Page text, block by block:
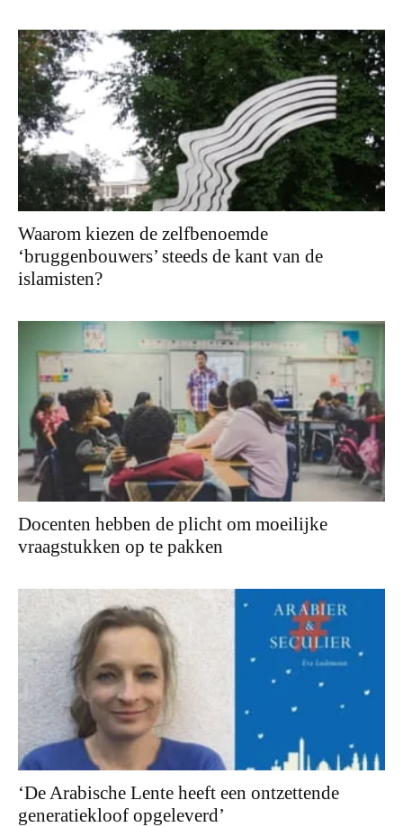
Waarom kiezen de zelfbenoemde
‘bruggenbouwers’ steeds de kant van de
islamisten?
Docenten hebben de plicht om moeilijke
vraagstukken op te pakken
‘De Arabische Lente heeft een ontzettende
generatiekloof opgeleverd’